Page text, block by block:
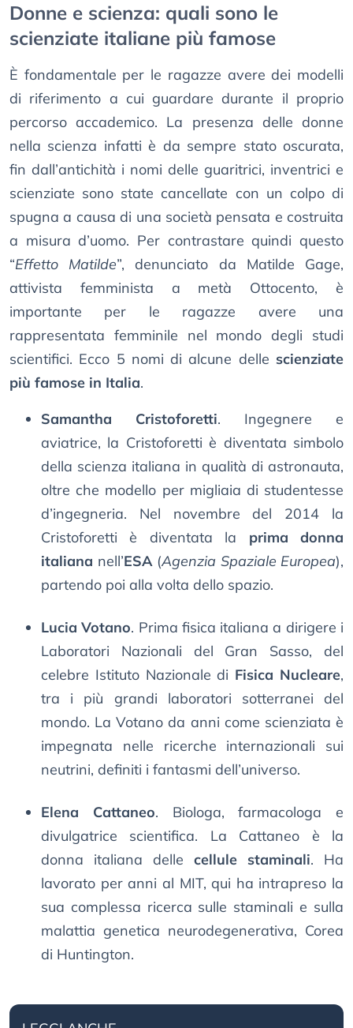
Donne e scienza: quali sono le
scienziate italiane più famose
È fondamentale per le ragazze avere dei modelli
di riferimento a cui guardare durante il proprio
percorso accademico. La presenza delle donne
nella scienza infatti è da sempre stato oscurata,
fin dall’antichità i nomi delle guaritrici, inventrici e
scienziate sono state cancellate con un colpo di
spugna a causa di una società pensata e costruita
a misura d’uomo. Per contrastare quindi questo
“Effetto Matilde”, denunciato da Matilde Gage,
attivista femminista a metà Ottocento, è
importante per le ragazze avere una
rappresentata femminile nel mondo degli studi
scientifici. Ecco 5 nomi di alcune delle scienziate
più famose in Italia.
Samantha Cristoforetti. Ingegnere e
aviatrice, la Cristoforetti è diventata simbolo
della scienza italiana in qualità di astronauta,
oltre che modello per migliaia di studentesse
d’ingegneria. Nel novembre del 2014 la
Cristoforetti è diventata la prima donna
italiana nell’ESA(Agenzia Spaziale Europea),
partendo poi alla volta dello spazio.
Lucia Votano. Prima fisica italiana a dirigere i
Laboratori Nazionali del Gran Sasso, del
celebre Istituto Nazionale di Fisica Nucleare,
tra i più grandi laboratori sotterranei del
mondo. La Votano da anni come scienziata è
impegnata nelle ricerche internazionali sui
neutrini, definiti i fantasmi dell’universo.
Elena Cattaneo. Biologa, farmacologa e
divulgatrice scientifica. La Cattaneo è la
donna italiana delle cellule staminali. Ha
lavorato per anni al MIT, qui ha intrapreso la
sua complessa ricerca sulle staminali e sulla
malattia genetica neurodegenerativa, Corea
di Huntington.